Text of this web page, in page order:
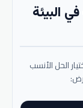
البيئة
الحل الأنسب